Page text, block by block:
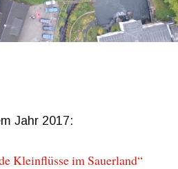
Jahr 2017:
Kleinflüsse im Sauerland“